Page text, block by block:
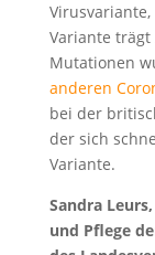
Variante
Mutationen
anderen
bei der
der sich
Variante.
Sandra
und Pflege